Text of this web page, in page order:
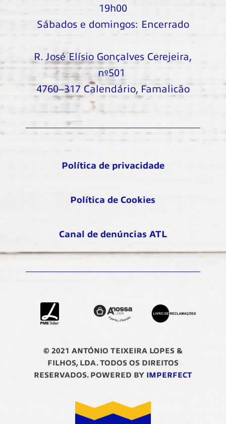
19h00
Sábados e domingos: Encerrado
R. José Elísio Gonçalves Cerejeira,
nº501
4760–317 Calendário, Famalicão
Política de privacidade
Política de Cookies
Canal de denúncias ATL
© 2021 ANTÓNIO TEIXEIRA LOPES &
FILHOS, LDA. TODOS OS DIREITOS
RESERVADOS. POWERED BY IMPERFECT